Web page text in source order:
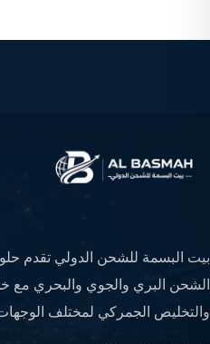
بيت البسمة للشحن الدولي تقدم
الشحن البري والجوي والبحري مع
والتخليص الجمركي لمختلف الوجهات